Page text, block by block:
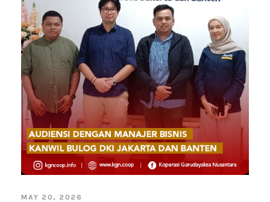
MAY 20, 2026